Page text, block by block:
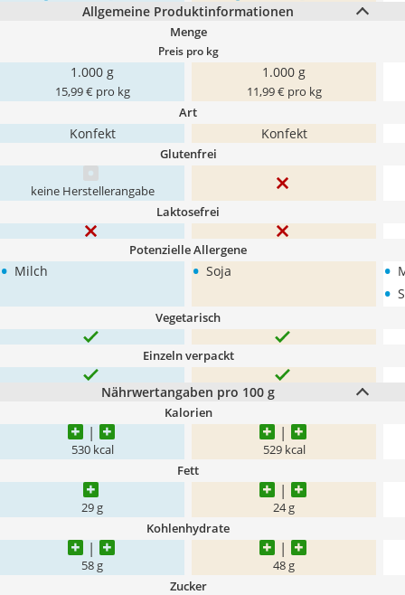
Allgemeine Produktinformationen
Menge
Preis pro kg
1.000 g
15,99 € pro kg
1.000 g
11,99 € pro kg
Art
Konfekt Konfekt
Glutenfrei
keine Herstellerangabe
Laktosefrei
Potenzielle Allergene
• Milch • Soja •
•
Vegetarisch
Einzeln verpackt
Nährwertangaben pro 100 g
Kalorien
530 kcal 529 kcal
Fett
29 g 24 g
Kohlenhydrate
58 g 48 g
Zucker